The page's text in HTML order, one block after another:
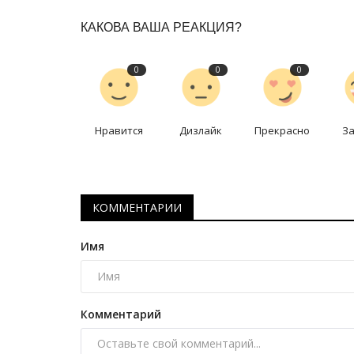
КАКОВА ВАША РЕАКЦИЯ?
0
Нравится
0
Дизлайк
0
Прекрасно
КОММЕНТАРИИ
Имя
Комментарий
фигурному...
Торжественное открытие состоялось 28
Ледовом дворце «Астана».